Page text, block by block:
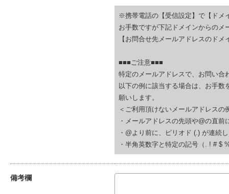
※携帯電話の【受信設定】で【ドメ
お手数ですが下記ドメインからのメ
【お問合せ先メールアドレスのドメ
■■■ご注意■■■
特定のメールアドレスで、お問い合
以下の例に該当する場合は、お手
願いします。
＜ご利用頂けないメールアドレスの
・メールアドレスの先頭や@の直
・@より前に、ピリオド (.) が連続
・半角英数字と特定の記号（. ! # $
備考欄